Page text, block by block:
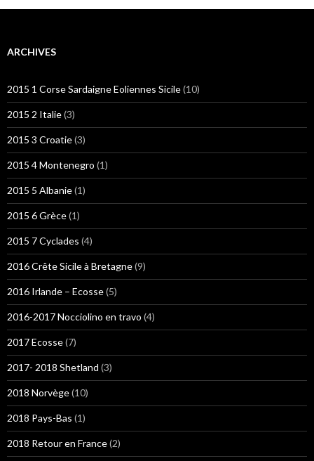
ARCHIVES
2015 1 Corse Sardaigne Eoliennes Sicile(10)
2015 2 Italie(3)
2015 3 Croatie(3)
2015 4 Montenegro (1)
2015 5 Albanie(1)
2015 6 Grèce(1)
2015 7 Cyclades (4)
2016 Crête Sicile à Bretagne(9)
2016 Irlande – Ecosse(5)
2016-2017 Nocciolino en travo (4)
2017 Ecosse(7)
2017- 2018 Shetland (3)
2018 Norvège(10)
2018 Pays-Bas (1)
2018 Retour en France(2)